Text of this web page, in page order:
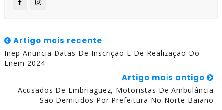
Artigo mais recente
Inep Anuncia Datas De Inscrição E De Realização Do
Enem 2024
Artigo mais antigo
Acusados De Embriaguez, Motoristas De Ambulância
São Demitidos Por Prefeitura No Norte Baiano